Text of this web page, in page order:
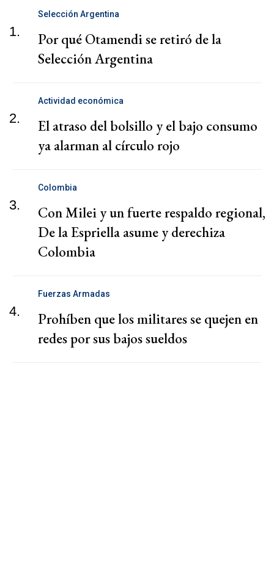
1.
Selección Argentina
Por qué Otamendi se retiró de la
Selección Argentina
2.
Actividad económica
El atraso del bolsillo y el bajo consumo
ya alarman al círculo rojo
3.
Colombia
Con Milei y un fuerte respaldo regional,
De la Espriella asume y derechiza
Colombia
4.
Fuerzas Armadas
Prohíben que los militares se quejen en
redes por sus bajos sueldos